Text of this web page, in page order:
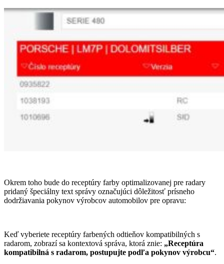
Okrem toho bude do receptúry farby optimalizovanej pre radary
pridaný špeciálny text správy označujúci dôležitosť prísneho
dodržiavania pokynov výrobcov automobilov pre opravu:
Keď vyberiete receptúry farbených odtieňov kompatibilných s
radarom, zobrazí sa kontextová správa, ktorá znie: „Receptúra
kompatibilná s radarom, postupujte podľa pokynov výrobcu“.